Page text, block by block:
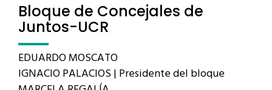
Bloque de Concejales de
Juntos-UCR
EDUARDO MOSCATO
IGNACIO PALACIOS | Presidente del bloque